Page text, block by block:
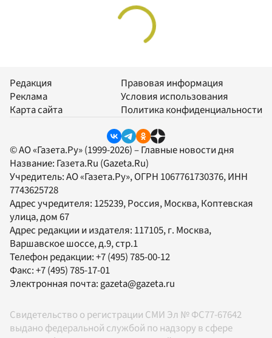
Редакция
Реклама
Карта сайта
Правовая информация
Условия использования
Политика конфиденциальности
© АО «Газета.Ру» (1999-2026) – Главные новости дня
Название: Газета.Ru (Gazeta.Ru)
Учредитель:АО «Газета.Ру», ОГРН 1067761730376, ИНН
7743625728
Адрес учредителя: 125239, Россия, Москва, Коптевская
улица, дом 67
Адрес редакции и издателя: 117105, г. Москва,
Варшавское шоссе, д.9, стр.1
Телефон редакции:+7 (495) 785-00-12
Факс:+7 (495) 785-17-01
Электронная почта:gazeta@gazeta.ru
Свидетельство о регистрации СМИ Эл № ФС77-67642
выдано федеральной службой по надзору в сфере